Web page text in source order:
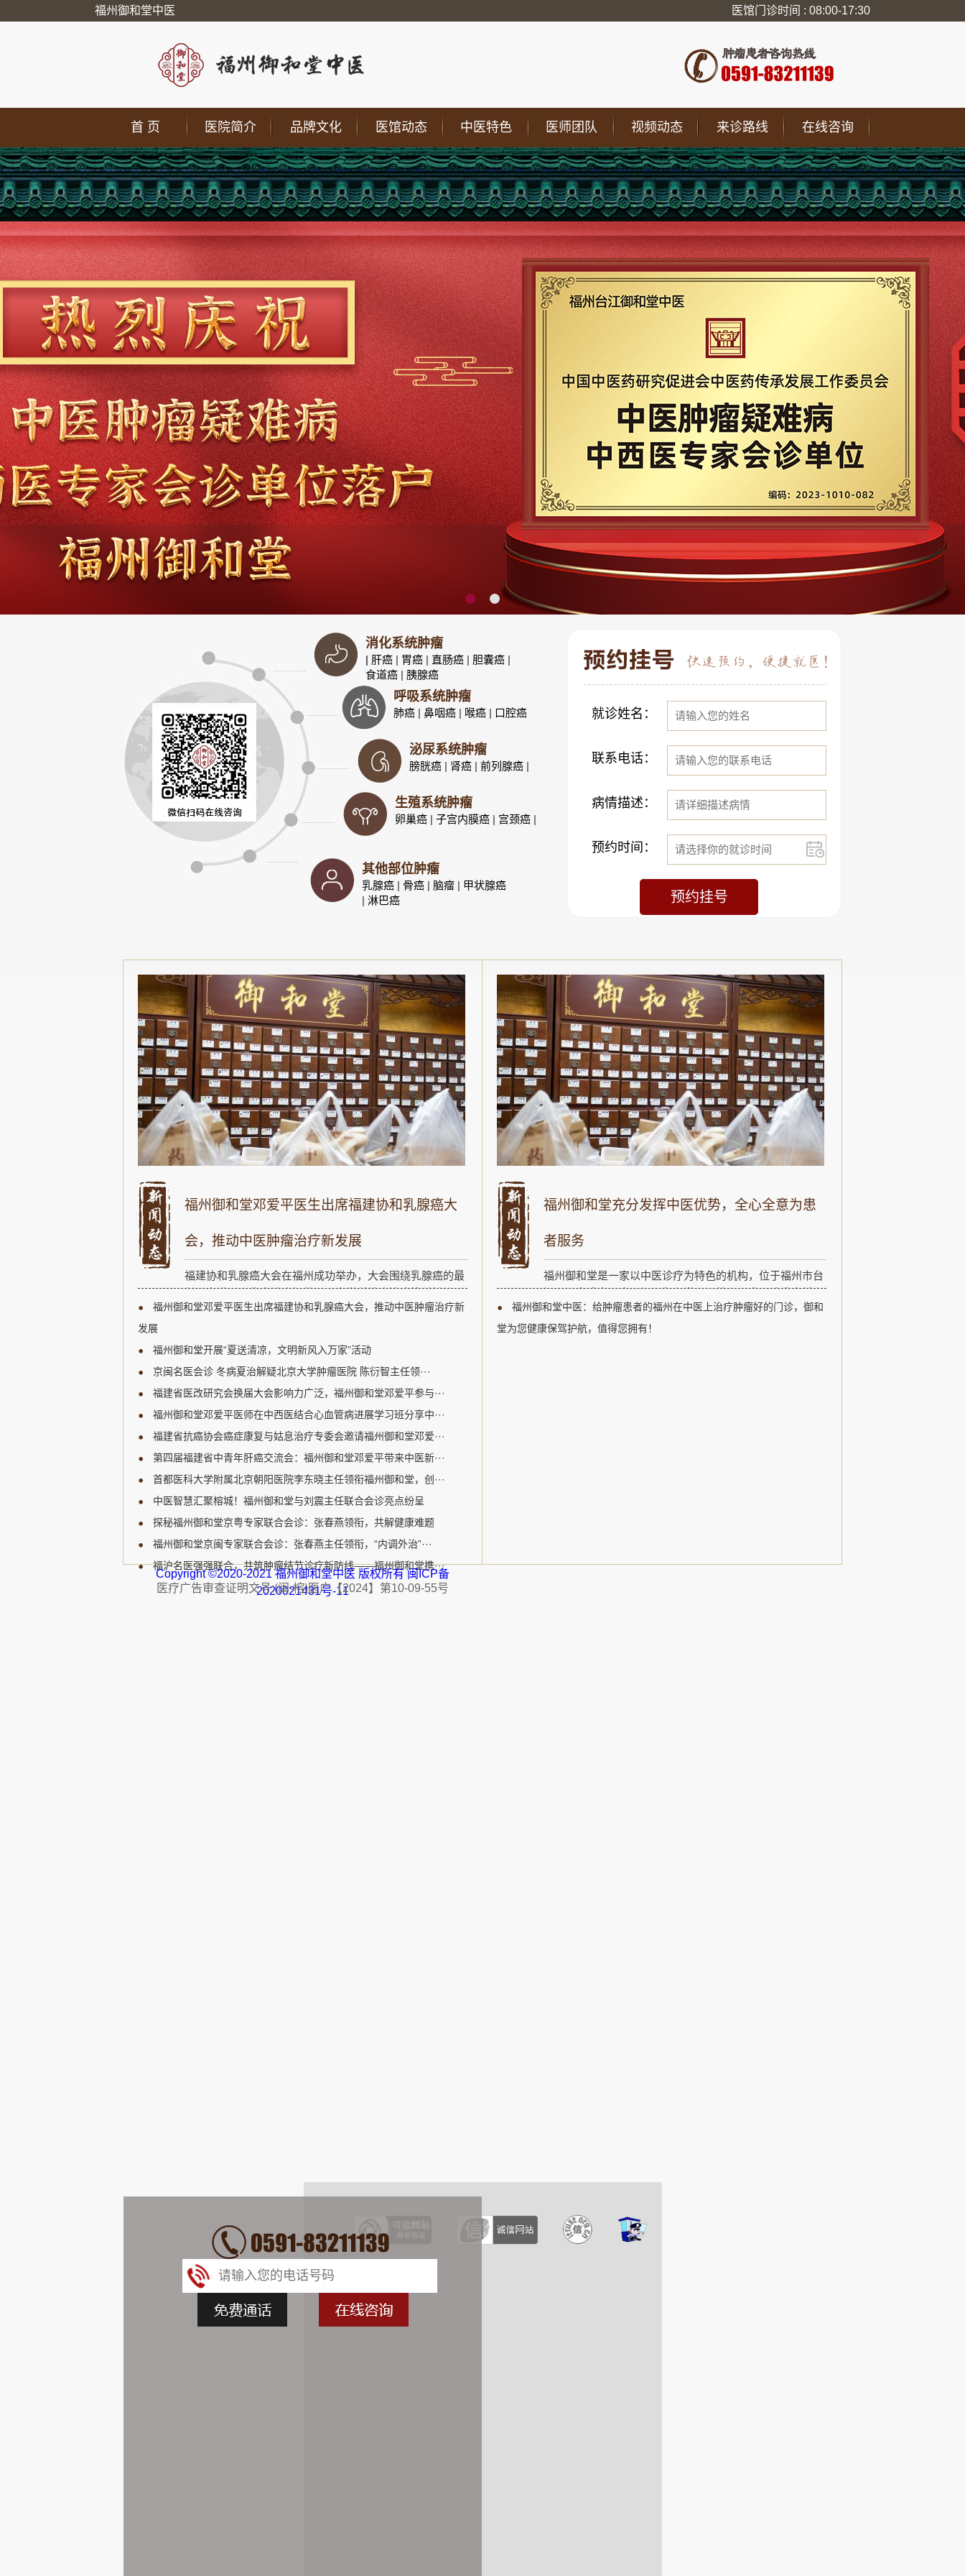
福州御和堂中医 医馆门诊时间 : 08:00-17:30
在线咨询
来诊路线
视频动态
医师团队
中医特色
医馆动态
品牌文化
医院简介
首 页
消化系统肿瘤
| 肝癌 | 胃癌 | 直肠癌 | 胆囊癌 |
食道癌 | 胰腺癌
呼吸系统肿瘤
肺癌 | 鼻咽癌 | 喉癌 | 口腔癌
泌尿系统肿瘤
膀胱癌 | 肾癌 | 前列腺癌 |
生殖系统肿瘤
卵巢癌 | 子宫内膜癌 | 宫颈癌 |
其他部位肿瘤
乳腺癌 | 骨癌 | 脑瘤 | 甲状腺癌
| 淋巴癌
就诊姓名：
联系电话：
病情描述：
预约时间：
福州御和堂邓爱平医生出席福建协和乳腺癌大
会，推动中医肿瘤治疗新发展
福建协和乳腺癌大会在福州成功举办，大会围绕乳腺癌的最
新研究进展、临床诊疗规范以及多学科综合治疗等关键议题
展开深入讨论，为福建省乳腺癌诊疗领域的专业人士提供了
肿瘤领域的知名专家，受邀参加了此次盛会。在会议期间，
福州御和堂邓爱平医生出席福建协和乳腺癌大会，推动中医肿瘤治疗新
发展
福州御和堂开展“夏送清凉，文明新风入万家”活动
京闽名医会诊 冬病夏治解疑北京大学肿瘤医院 陈衍智主任领···
福建省医改研究会换届大会影响力广泛，福州御和堂邓爱平参与···
福州御和堂邓爱平医师在中西医结合心血管病进展学习班分享中···
福建省抗癌协会癌症康复与姑息治疗专委会邀请福州御和堂邓爱···
第四届福建省中青年肝癌交流会：福州御和堂邓爱平带来中医新···
首都医科大学附属北京朝阳医院李东晓主任领衔福州御和堂，创···
中医智慧汇聚榕城！福州御和堂与刘震主任联合会诊亮点纷呈
探秘福州御和堂京粤专家联合会诊：张春燕领衔，共解健康难题
福州御和堂京闽专家联合会诊：张春燕主任领衔，“内调外治”···
福沪名医强强联合，共筑肿瘤结节诊疗新防线——福州御和堂携···
福州御和堂充分发挥中医优势，全心全意为患
者服务
福州御和堂是一家以中医诊疗为特色的机构，位于福州市台
江区。自成立以来，福州御和堂以医德、医术、追求卓越和
关爱生命为核心价值观，以治疗肿瘤疾病、常见病和疑难杂
病为特色。该机构采用中医特色诊疗形式，发扬了名老中医
福州御和堂中医：给肿瘤患者的福州在中医上治疗肿瘤好的门诊，御和
堂为您健康保驾护航，值得您拥有！
Copyright ©2020-2021 福州御和堂中医 版权所有闽ICP备
2020021431号-11
医疗广告审查证明文号:(闽-榕)医广【2024】第10-09-55号